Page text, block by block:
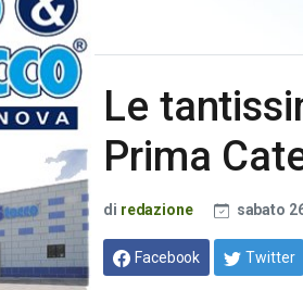
Le
Prima
di redazione sabato
Facebook Twitter